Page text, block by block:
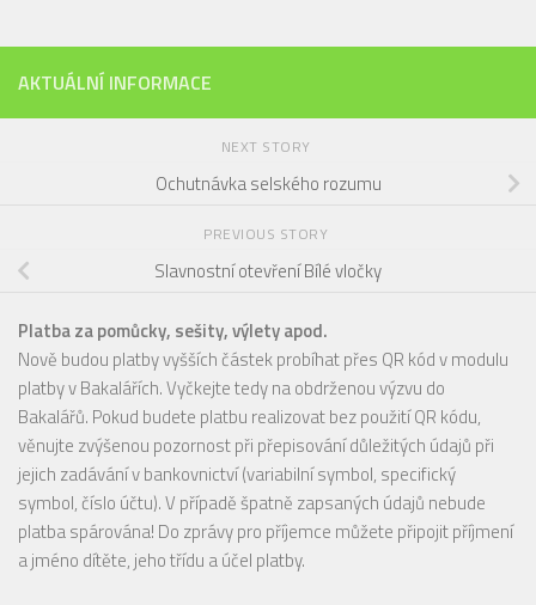
AKTUÁLNÍ INFORMACE
NEXT STORY
Ochutnávka selského rozumu
PREVIOUS STORY
Slavnostní otevření Bílé vločky
Platba za pomůcky, sešity, výlety apod.
Nově budou platby vyšších částek probíhat přes QR kód v modulu
platby v Bakalářích. Vyčkejte tedy na obdrženou výzvu do
Bakalářů. Pokud budete platbu realizovat bez použití QR kódu,
věnujte zvýšenou pozornost při přepisování důležitých údajů při
jejich zadávání v bankovnictví (variabilní symbol, specifický
symbol, číslo účtu). V případě špatně zapsaných údajů nebude
platba spárována! Do zprávy pro příjemce můžete připojit příjmení
a jméno dítěte, jeho třídu a účel platby.